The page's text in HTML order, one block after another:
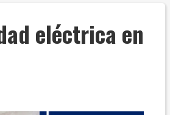
eléctrica en